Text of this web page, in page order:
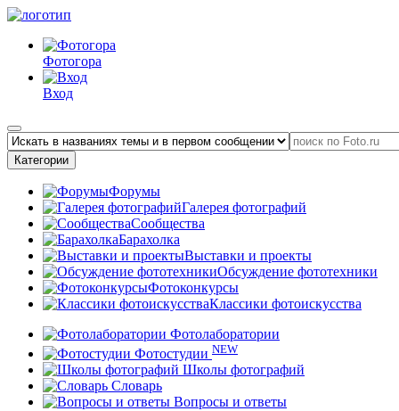
Фотогора
Вход
Категории
Форумы
Галерея фотографий
Сообщества
Барахолка
Выставки и проекты
Обсуждение фототехники
Фотоконкурсы
Классики фотоискусства
Фотолаборатории
Фотостудии NEW
Школы фотографий
Словарь
Вопросы и ответы